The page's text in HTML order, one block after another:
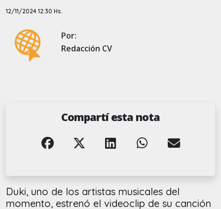
12/11/2024 12:30 Hs.
Por:
Redacción CV
Compartí esta nota
Duki, uno de los artistas musicales del
momento, estrenó el videoclip de su canción